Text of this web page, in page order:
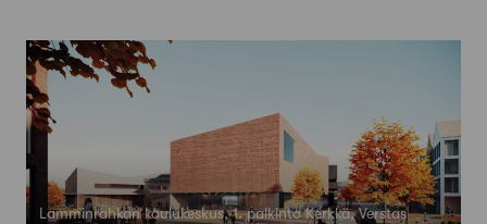
Lamminrahkan koulukeskus, 1. palkinto Kerkkä, Verstas